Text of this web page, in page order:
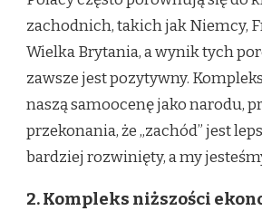
zachodnich, takich jak Niemcy,
Wielka Brytania, a wynik tych
zawsze jest pozytywny.
naszą samoocenę jako narodu,
przekonania, że „zachód” jest
bardziej rozwinięty, a my
2. Kompleks niższości